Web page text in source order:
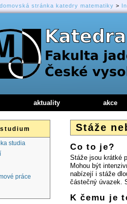
domovská stránka katedry matematiky >
Stáže
Co to je?
Stáže jsou krátké
Mohou být
nabízejí i stáže
částečný úvazek.
K čemu je
aktuality akce
studia
práce